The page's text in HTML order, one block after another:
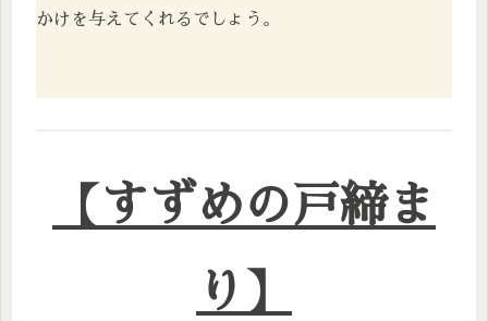
かけを与えてくれるでしょう。
【すずめの戸締ま
り】